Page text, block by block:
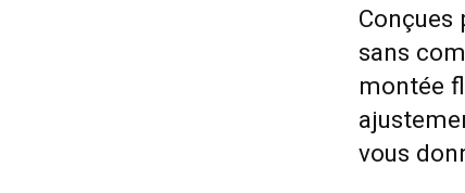
sans
montée
vous